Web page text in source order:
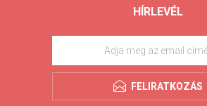
HÍRLEVÉL
FELIRATKOZÁS